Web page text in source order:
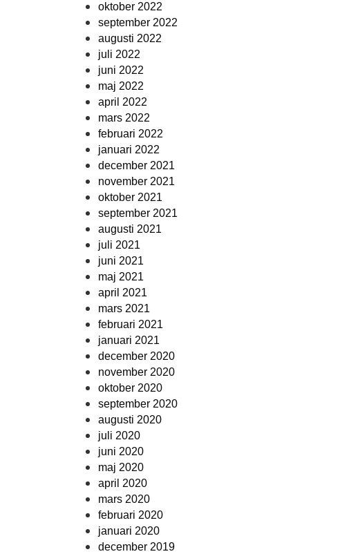
oktober 2022
september 2022
augusti 2022
juli 2022
juni 2022
maj 2022
april 2022
mars 2022
februari 2022
januari 2022
december 2021
november 2021
oktober 2021
september 2021
augusti 2021
juli 2021
juni 2021
maj 2021
april 2021
mars 2021
februari 2021
januari 2021
december 2020
november 2020
oktober 2020
september 2020
augusti 2020
juli 2020
juni 2020
maj 2020
april 2020
mars 2020
februari 2020
januari 2020
december 2019